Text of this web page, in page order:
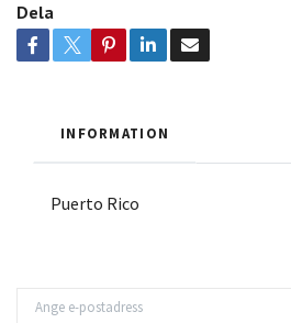
Dela
INFORMATION
Puerto Rico